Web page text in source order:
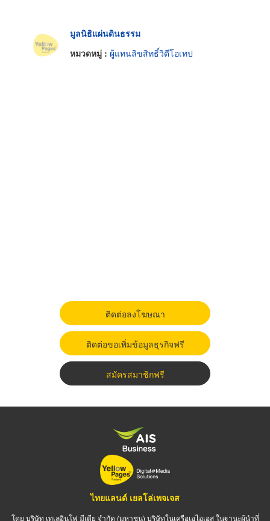
มูลนิธิแผ่นดินธรรม
หมวดหมู่ : ผู้แทนลิขสิทธิ์วิดีโอเทป
ติดต่อลงโฆษณา
ติดต่อขอเพิ่มข้อมูลธุรกิจฟรี
สมัครสมาชิกฟรี
ไทยแลนด์ เยลโล่เพจเจส
โดย บริษัท เทเลอินโฟ มีเดีย จำกัด (มหาชน) บริษัทในเครือเอไอเอส ในฐานะผู้นำที่